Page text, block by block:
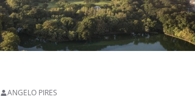
ANGELO PIRES